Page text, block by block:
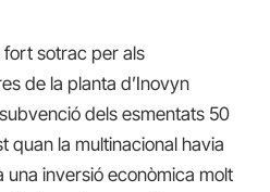
fort sotrac per als
de la planta d’Inovyn
dels esmentats 50
quan la multinacional havia
una inversió econòmica molt